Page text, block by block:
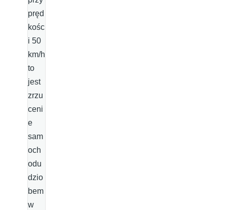
pręd
kośc
i 50
km/h
to
jest
zrzu
ceni
e
sam
och
odu
dzio
bem
w